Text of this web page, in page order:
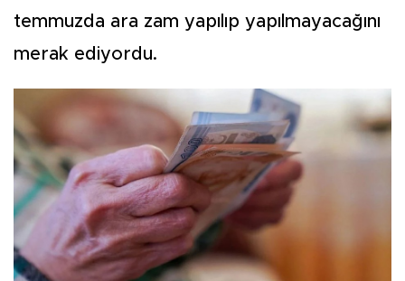
temmuzda ara zam yapılıp yapılmayacağını
merak ediyordu.